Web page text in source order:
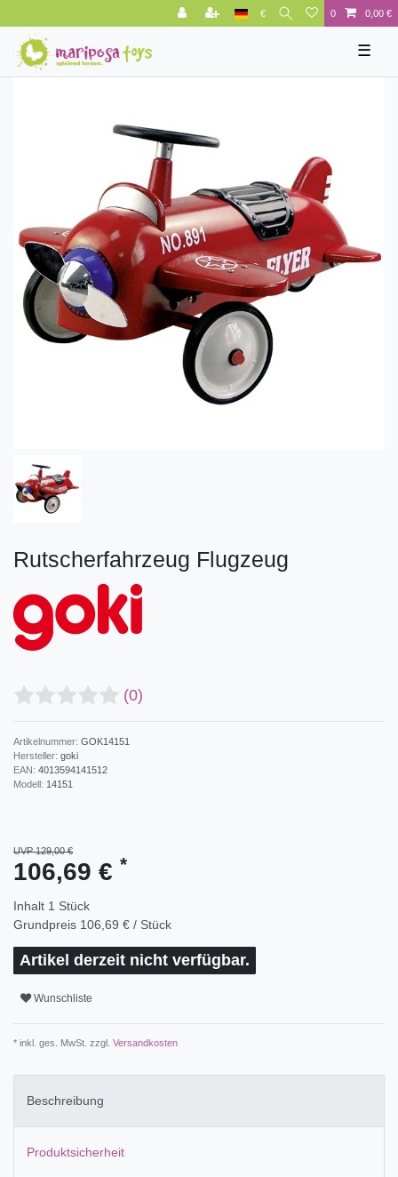
€ 0 0,00 €
☰
Rutscherfahrzeug Flugzeug
(0)
Artikelnummer: GOK14151
Hersteller: goki
EAN: 4013594141512
Modell: 14151
UVP 129,00 €
106,69 € *
Inhalt 1 Stück
Grundpreis 106,69 € / Stück
Artikel derzeit nicht verfügbar.
Wunschliste
* inkl. ges. MwSt. zzgl. Versandkosten
Beschreibung
Produktsicherheit